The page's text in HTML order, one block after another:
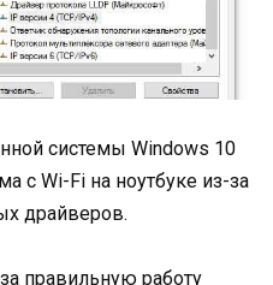
системы Windows 10
с Wi-Fi на ноутбуке из-за
драйверов.
правильную работу